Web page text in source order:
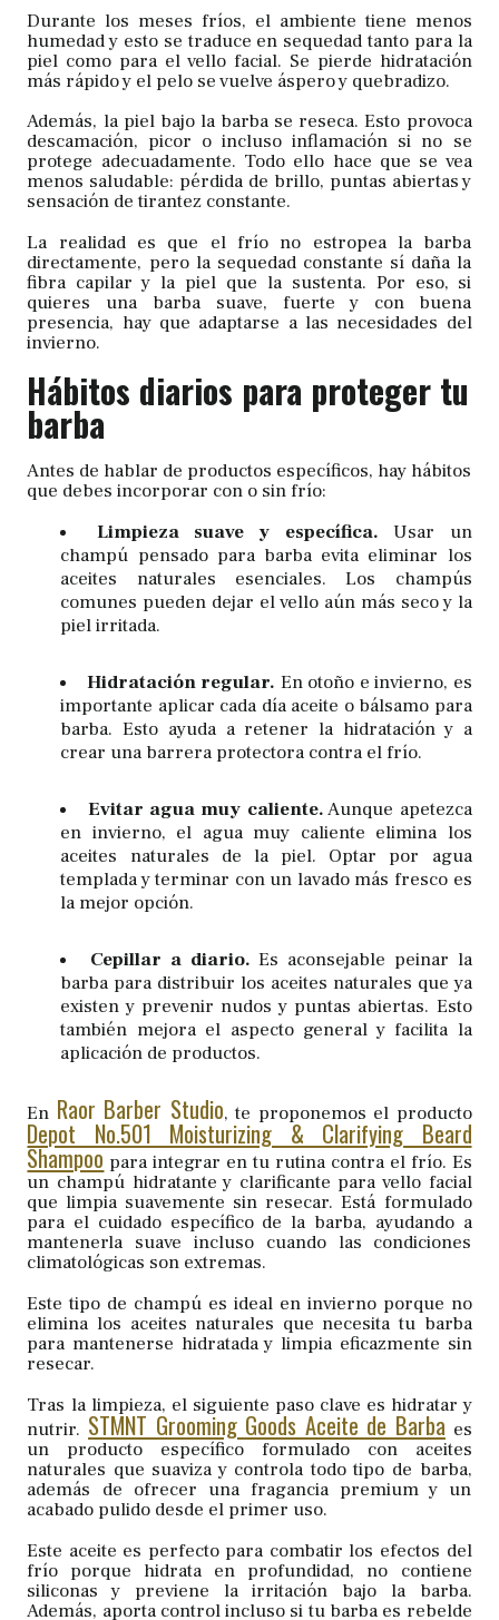
Durante los meses fríos, el ambiente tiene menos
humedad y esto se traduce en sequedad tanto para la
piel como para el vello facial. Se pierde hidratación
más rápido y el pelo se vuelve áspero y quebradizo.
Además, la piel bajo la barba se reseca. Esto provoca
descamación, picor o incluso inflamación si no se
protege adecuadamente. Todo ello hace que se vea
menos saludable: pérdida de brillo, puntas abiertas y
sensación de tirantez constante.
La realidad es que el frío no estropea la barba
directamente, pero la sequedad constante sí daña la
fibra capilar y la piel que la sustenta. Por eso, si
quieres una barba suave, fuerte y con buena
presencia, hay que adaptarse a las necesidades del
invierno.
Hábitos diarios para proteger tu
barba
Antes de hablar de productos específicos, hay hábitos
que debes incorporar con o sin frío:
Limpieza suave y específica. Usar un
champú pensado para barba evita eliminar los
aceites naturales esenciales. Los champús
comunes pueden dejar el vello aún más seco y la
piel irritada.
Hidratación regular. En otoño e invierno, es
importante aplicar cada día aceite o bálsamo para
barba. Esto ayuda a retener la hidratación y a
crear una barrera protectora contra el frío.
Evitar agua muy caliente.Aunque apetezca
en invierno, el agua muy caliente elimina los
aceites naturales de la piel. Optar por agua
templada y terminar con un lavado más fresco es
la mejor opción.
Cepillar a diario. Es aconsejable peinar la
barba para distribuir los aceites naturales que ya
existen y prevenir nudos y puntas abiertas. Esto
también mejora el aspecto general y facilita la
aplicación de productos.
En Raor Barber Studio, te proponemos el producto
Depot No.501 Moisturizing & Clarifying Beard
Shampoo para integrar en tu rutina contra el frío. Es
un champú hidratante y clarificante para vello facial
que limpia suavemente sin resecar. Está formulado
para el cuidado específico de la barba, ayudando a
mantenerla suave incluso cuando las condiciones
climatológicas son extremas.
Este tipo de champú es ideal en invierno porque no
elimina los aceites naturales que necesita tu barba
para mantenerse hidratada y limpia eficazmente sin
resecar.
Tras la limpieza, el siguiente paso clave es hidratar y
nutrir. STMNT Grooming Goods Aceite de Barbaes
un producto específico formulado con aceites
naturales que suaviza y controla todo tipo de barba,
además de ofrecer una fragancia premium y un
acabado pulido desde el primer uso.
Este aceite es perfecto para combatir los efectos del
frío porque hidrata en profundidad, no contiene
siliconas y previene la irritación bajo la barba.
Además, aporta control incluso si tu barba es rebelde